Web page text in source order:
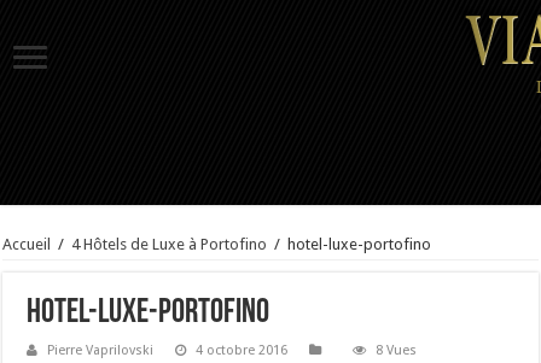
Accueil / 4 Hôtels de Luxe à Portofino / hotel-luxe-portofino
hotel-luxe-portofino
Pierre Vaprilovski 4 octobre 2016 8 Vues